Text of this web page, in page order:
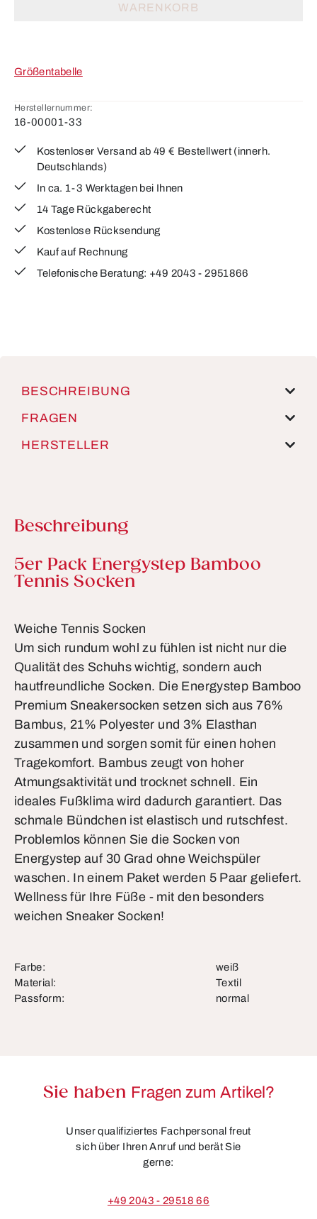
WARENKORB
Größentabelle
Herstellernummer:
16-00001-33
Kostenloser Versand ab 49 € Bestellwert (innerh.
Deutschlands)
In ca. 1-3 Werktagen bei Ihnen
14 Tage Rückgaberecht
Kostenlose Rücksendung
Kauf auf Rechnung
Telefonische Beratung: +49 2043 - 2951866
BESCHREIBUNG
FRAGEN
HERSTELLER
Beschreibung
Produktinformationen
5er Pack Energystep Bamboo
Tennis Socken
Weiche Tennis Socken
Um sich rundum wohl zu fühlen ist nicht nur die
Qualität des Schuhs wichtig, sondern auch
hautfreundliche Socken. Die Energystep Bamboo
Premium Sneakersocken setzen sich aus 76%
Bambus, 21% Polyester und 3% Elasthan
zusammen und sorgen somit für einen hohen
Tragekomfort. Bambus zeugt von hoher
Atmungsaktivität und trocknet schnell. Ein
ideales Fußklima wird dadurch garantiert. Das
schmale Bündchen ist elastisch und rutschfest.
Problemlos können Sie die Socken von
Energystep auf 30 Grad ohne Weichspüler
waschen. In einem Paket werden 5 Paar geliefert.
Wellness für Ihre Füße - mit den besonders
weichen Sneaker Socken!
Farbe:
weiß
Material:
Textil
Passform:
normal
Sie haben Fragen zum Artikel?
Unser qualifiziertes Fachpersonal freut
sich über Ihren Anruf und berät Sie
gerne:
+49 2043 - 29518 66